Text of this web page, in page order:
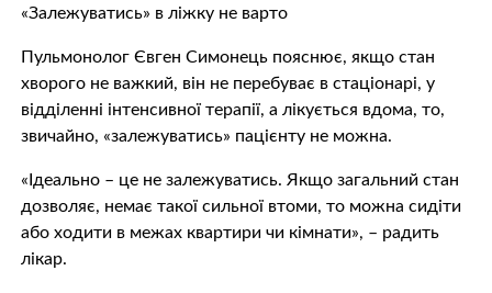
«Залежуватись» в ліжку не варто
Пульмонолог Євген Симонець пояснює, якщо стан
хворого не важкий, він не перебуває в стаціонарі, у
відділенні інтенсивної терапії, а лікується вдома, то,
звичайно, «залежуватись» пацієнту не можна.
«Ідеально – це не залежуватись. Якщо загальний стан
дозволяє, немає такої сильної втоми, то можна сидіти
або ходити в межах квартири чи кімнати», – радить
лікар.